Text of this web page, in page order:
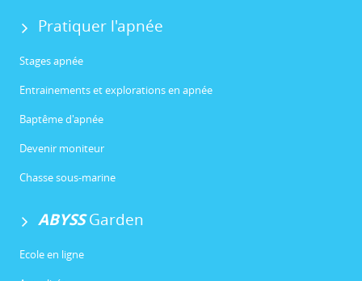
Pratiquer l'apnée
Stages apnée
Entrainements et explorations en apnée
Baptême d'apnée
Devenir moniteur
Chasse sous-marine
ABYSSGarden
Ecole en ligne